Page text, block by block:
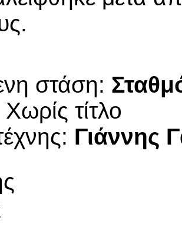
στάση:
τίτλο
Γιάννης